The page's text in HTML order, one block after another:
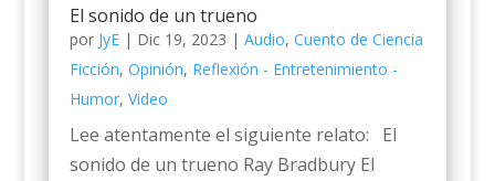
El sonido de un trueno
por JyE| Dic 19, 2023 | Audio, Cuento de Ciencia
Ficción, Opinión, Reflexión - Entretenimiento -
Humor, Video
Lee atentamente el siguiente relato: El
sonido de un trueno Ray Bradbury El